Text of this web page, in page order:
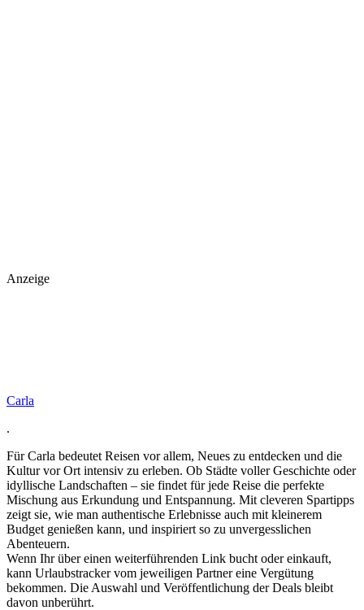
Anzeige
Carla
.
Für Carla bedeutet Reisen vor allem, Neues zu entdecken und die
Kultur vor Ort intensiv zu erleben. Ob Städte voller Geschichte oder
idyllische Landschaften – sie findet für jede Reise die perfekte
Mischung aus Erkundung und Entspannung. Mit cleveren Spartipps
zeigt sie, wie man authentische Erlebnisse auch mit kleinerem
Budget genießen kann, und inspiriert so zu unvergesslichen
Abenteuern.
Wenn Ihr über einen weiterführenden Link bucht oder einkauft,
kann Urlaubstracker vom jeweiligen Partner eine Vergütung
bekommen. Die Auswahl und Veröffentlichung der Deals bleibt
davon unberührt.